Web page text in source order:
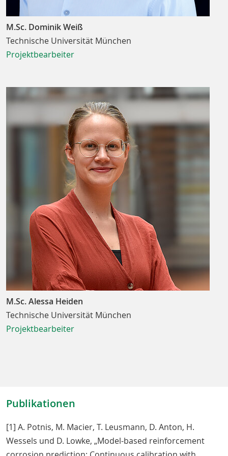
M.Sc. Dominik Weiß
Technische Universität München
Projektbearbeiter
M.Sc. Alessa Heiden
Technische Universität München
Projektbearbeiter
Publikationen
[1] A. Potnis, M. Macier, T. Leusmann, D. Anton, H.
Wessels und D. Lowke, „Model-based reinforcement